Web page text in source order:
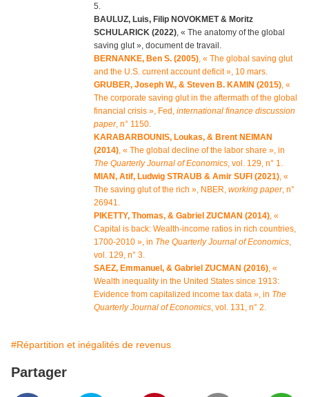
5.
BAULUZ, Luis, Filip NOVOKMET & Moritz
SCHULARICK (2022), « The anatomy of the global
saving glut », document de travail.
BERNANKE, Ben S. (2005), « The global saving glut
and the U.S. current account deficit », 10 mars.
GRUBER, Joseph W., & Steven B. KAMIN (2015), «
The corporate saving glut in the aftermath of the global
financial crisis », Fed, international finance discussion
paper, n° 1150.
KARABARBOUNIS, Loukas, & Brent NEIMAN
(2014), « The global decline of the labor share », in
The Quarterly Journal of Economics, vol. 129, n° 1.
MIAN, Atif, Ludwig STRAUB & Amir SUFI (2021), «
The saving glut of the rich », NBER, working paper, n°
26941.
PIKETTY, Thomas, & Gabriel ZUCMAN (2014), «
Capital is back: Wealth-income ratios in rich countries,
1700-2010 », in The Quarterly Journal of Economics,
vol. 129, n° 3.
SAEZ, Emmanuel, & Gabriel ZUCMAN (2016), «
Wealth inequality in the United States since 1913:
Evidence from capitalized income tax data », in The
Quarterly Journal of Economics, vol. 131, n° 2.
#Répartition et inégalités de revenus
Partager